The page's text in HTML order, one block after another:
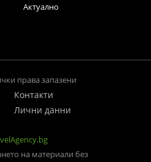
Актуално
права запазени
Контакти
Лични данни
на материали без